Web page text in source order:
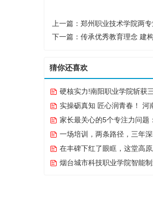
上一篇： 郑州职业技术学院两
下一篇： 传承优秀教育理念 建
猜你还喜欢
硬核实力!南阳职业学院斩获三创
实操砺真知 匠心润青春！ 河南百名学子
家长最关心的5个专注力问题：走
一场培训，两条路径，三年深耕：正初为如
在丰碑下红了眼眶，这堂高
烟台城市科技职业学院智能制造学